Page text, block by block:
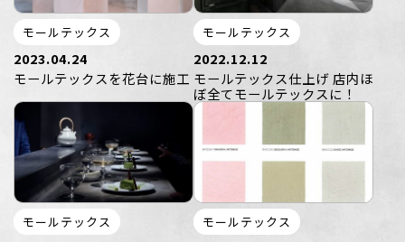
モールテックス
2023.04.24
モールテックスを花台に施工
モールテックス
2022.12.12
モールテックス仕上げ 店内ほ
ぼ全てモールテックスに！
モールテックス モールテックス